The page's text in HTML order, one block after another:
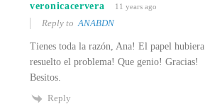
veronicacervera 11 years ago
Reply toANABDN
Tienes toda la razón, Ana! El papel hubiera
resuelto el problema! Que genio! Gracias!
Besitos.
Reply